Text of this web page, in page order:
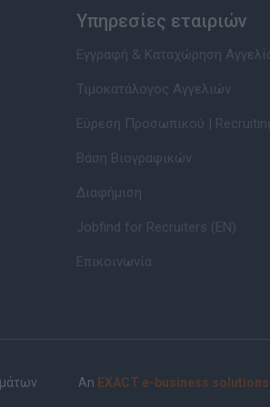
Υπηρεσίες εταιριών
Εγγραφή & Καταχώρηση
Τιμοκατάλογος Αγγελιών
Εύρεση Προσωπικού |
Βάση Βιογραφικών
Διαφήμιση
Jobfind for Recruiters (EN)
Επικοινωνία
An EXACT e-business solutions